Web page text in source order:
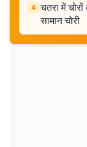
4 चतरा में
सामान चोरी